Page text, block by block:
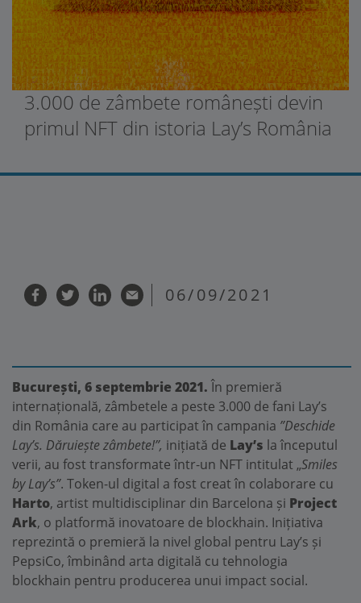
3.000 de zâmbete românești devin
primul NFT din istoria Lay’s România
06/09/2021
București, 6 septembrie 2021. În premieră
internațională, zâmbetele a peste 3.000 de fani Lay’s
din România care au participat în campania ”Deschide
Lay’s. Dăruiește zâmbete!”, inițiată de Lay’s la începutul
verii, au fost transformate într-un NFT intitulat „Smiles
by Lay’s”. Token-ul digital a fost creat în colaborare cu
Harto, artist multidisciplinar din Barcelona și Project
Ark, o platformă inovatoare de blockhain. Inițiativa
reprezintă o premieră la nivel global pentru Lay’s și
PepsiCo, îmbinând arta digitală cu tehnologia
blockhain pentru producerea unui impact social.